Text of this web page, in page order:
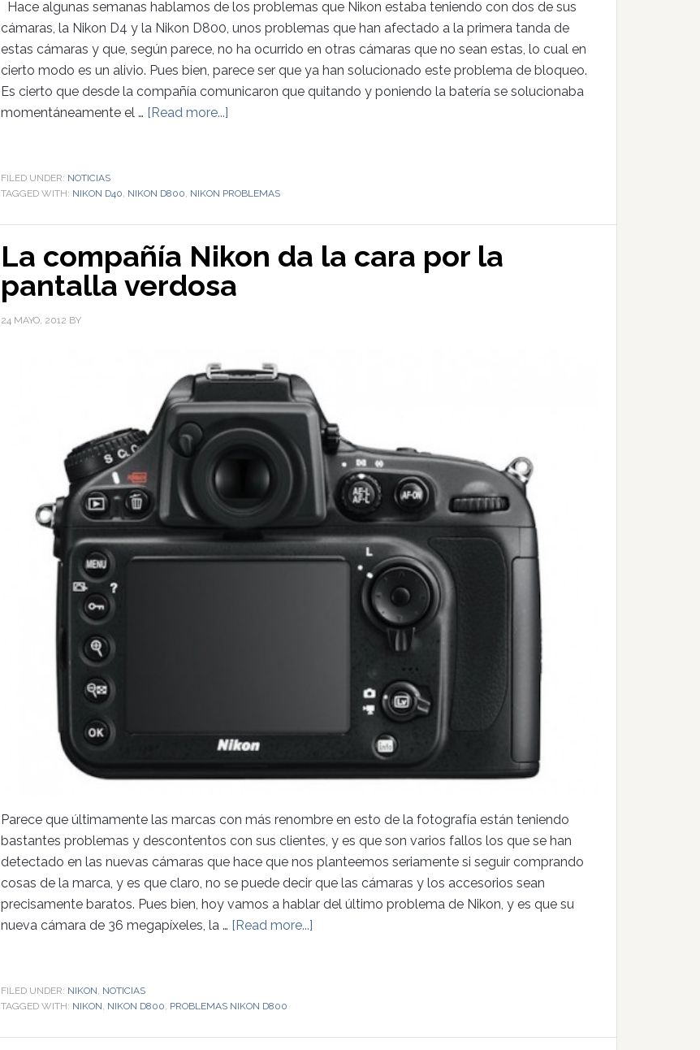
Hace algunas semanas hablamos de los problemas que Nikon estaba teniendo con dos de sus
cámaras, la Nikon D4 y la Nikon D800, unos problemas que han afectado a la primera tanda de
estas cámaras y que, según parece, no ha ocurrido en otras cámaras que no sean estas, lo cual en
cierto modo es un alivio. Pues bien, parece ser que ya han solucionado este problema de bloqueo.
Es cierto que desde la compañía comunicaron que quitando y poniendo la batería se solucionaba
momentáneamente el … [Read more...]
FILED UNDER: NOTICIAS
TAGGED WITH: NIKON D40 NIKON D800 NIKON PROBLEMAS
La compañía Nikon da la cara por la
pantalla verdosa
24 MAYO, 2012 BY
Parece que últimamente las marcas con más renombre en esto de la fotografía están teniendo
bastantes problemas y descontentos con sus clientes, y es que son varios fallos los que se han
detectado en las nuevas cámaras que hace que nos planteemos seriamente si seguir comprando
cosas de la marca, y es que claro, no se puede decir que las cámaras y los accesorios sean
precisamente baratos. Pues bien, hoy vamos a hablar del último problema de Nikon, y es que su
nueva cámara de 36 megapíxeles, la … [Read more...]
FILED UNDER: NIKON NOTICIAS
TAGGED WITH: NIKON NIKON D800 PROBLEMAS NIKON D800